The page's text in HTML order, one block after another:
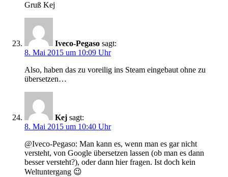
Gruß Kej
Iveco-Pegaso sagt:
8. Mai 2015 um 10:09 Uhr
Also, haben das zu voreilig ins Steam eingebaut ohne zu
übersetzen…
Kej sagt:
8. Mai 2015 um 10:40 Uhr
@Iveco-Pegaso: Man kann es, wenn man es gar nicht
versteht, von Google übersetzen lassen (ob man es dann
besser versteht?), oder dann hier fragen. Ist doch kein
Weltuntergang 😉